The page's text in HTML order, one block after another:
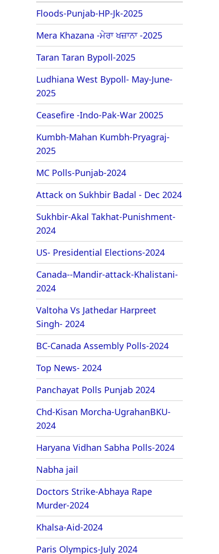
Floods-Punjab-HP-Jk-2025
Mera Khazana -ਮੇਰਾ ਖਜ਼ਾਨਾ -2025
Taran Taran Bypoll-2025
Ludhiana West Bypoll- May-June-
2025
Ceasefire -Indo-Pak-War 20025
Kumbh-Mahan Kumbh-Pryagraj-
2025
MC Polls-Punjab-2024
Attack on Sukhbir Badal - Dec 2024
Sukhbir-Akal Takhat-Punishment-
2024
US- Presidential Elections-2024
Canada--Mandir-attack-Khalistani-
2024
Valtoha Vs Jathedar Harpreet
Singh- 2024
BC-Canada Assembly Polls-2024
Top News- 2024
Panchayat Polls Punjab 2024
Chd-Kisan Morcha-UgrahanBKU-
2024
Haryana Vidhan Sabha Polls-2024
Nabha jail
Doctors Strike-Abhaya Rape
Murder-2024
Khalsa-Aid-2024
Paris Olympics-July 2024